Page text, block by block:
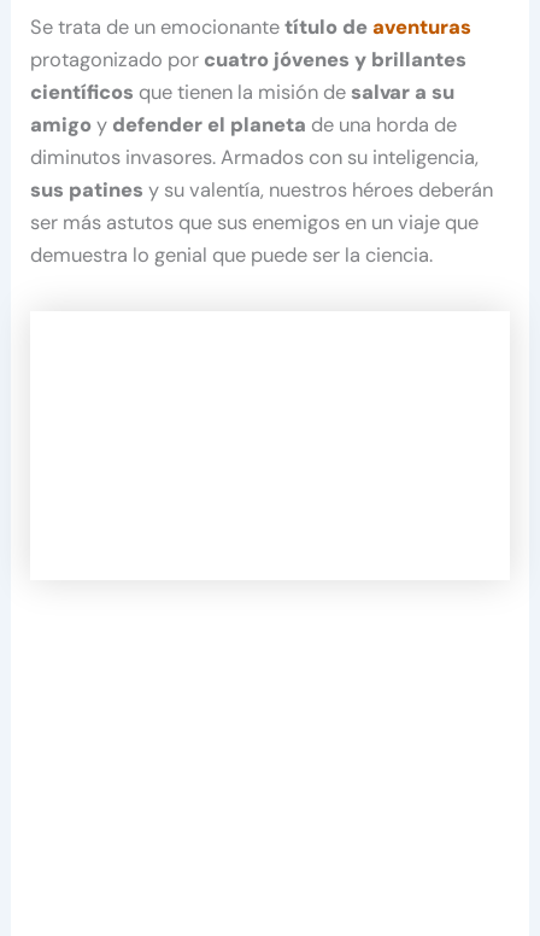
Se trata de un emocionantetítulo deaventuras
protagonizado por cuatro jóvenes y brillantes
científicos que tienen la misión desalvar a su
amigoy defender el planeta de una horda de
diminutos invasores. Armados con su inteligencia,
sus patines y su valentía, nuestros héroes deberán
ser más astutos que sus enemigos en un viaje que
demuestra lo genial que puede ser la ciencia.